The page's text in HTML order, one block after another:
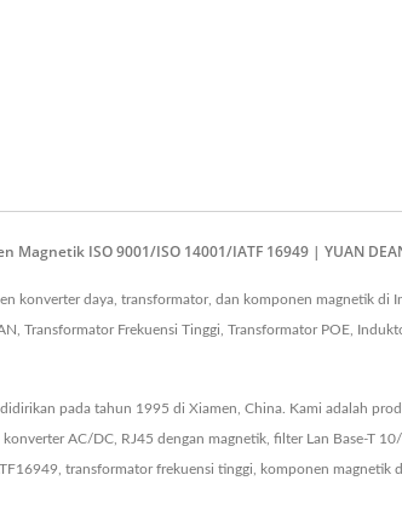
ISO 9001/ISO 14001/IATF 16949 | YUAN
konverter daya, transformator, dan komponen magnetik
Transformator Frekuensi Tinggi, Transformator POE,
pada tahun 1995 di Xiamen, China. Kami adalah
AC/DC, RJ45 dengan magnetik, filter Lan Base-T
transformator frekuensi tinggi, komponen magnetik